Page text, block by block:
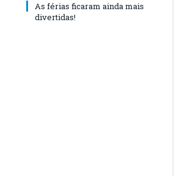
As férias ficaram ainda mais
divertidas!